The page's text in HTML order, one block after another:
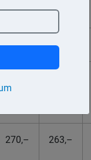
2022 2021
270,– 263,–